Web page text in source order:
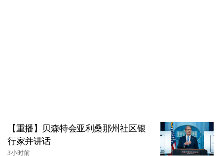
【重播】贝森特会亚利桑那州社区银
行家并讲话
3小时前